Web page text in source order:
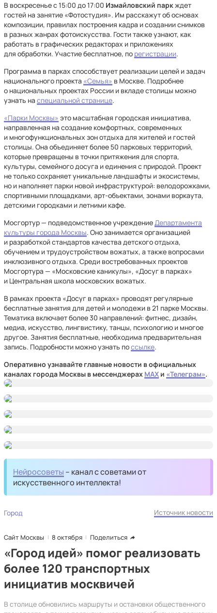
В воскресенье с 15:00 до 17:00 Измайловский паркждет
гостей на занятие «Фотостудия». Им расскажут об основах
композиции, правилах построения кадра и создании снимков
в разных жанрах фотоискусства. Гости также узнают, как
работать в графических редакторах и приложениях
для обработки. Участие бесплатное, по регистрации.
Программа в парках способствует реализации целей и задач
национального проекта «Семья» в Москве. Подробнее
о национальных проектах России и вкладе столицы можно
узнать на специальной странице.
«Парки Москвы» это масштабная городская инициатива,
направленная на создание комфортных, современных
и многофункциональных зон отдыха для жителей и гостей
столицы. Она объединяет более 50 парковых территорий,
которые превращены в точки притяжения для спорта,
культуры, семейного досуга и единения с природой. Проект
не только сохраняет уникальные ландшафты и экосистемы,
но и наполняет парки новой инфраструктурой: велодорожками,
спортивными площадками, арт-объектами, зонами воркаута,
детскими городками и летними кафе.
Мосгортур — подведомственное учреждениеДепартамента
культуры города Москвы. Оно занимается организацией
и разработкой стандартов качества детского отдыха,
обучением и трудоустройством вожатых, а также вопросами
инклюзивного отдыха. Среди востребованных проектов
Мосгортура — «Московские каникулы», «Досуг в парках»
и Центральная школа московских вожатых.
В рамках проекта «Досуг в парках» проводят регулярные
бесплатные занятия для детей и молодежи в 21 парке Москвы.
Тематика включает более 30 направлений: фитнес, дизайн,
медиа, искусство, лингвистику, танцы, психологию и многое
другое. Занятия бесплатные, необходима предварительная
запись. Подробности можно узнать поссылке.
Оперативно узнавайте главные новости в официальных
каналах города Москвы в мессенджерах MAX и «Телеграм».
Нейросоветы – канал с советами от
искусственного интеллекта!
Город Источник новости
Сайт Москвы 8 октября Поделиться
«Город идей» помог реализовать
более 120 транспортных
инициатив москвичей
В столице обновились маршруты и остановки общественного